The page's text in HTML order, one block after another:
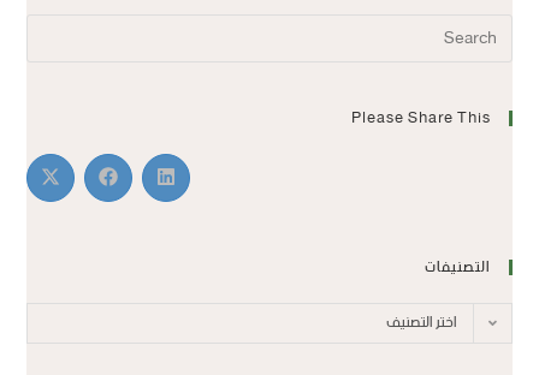
Please Share This
التصنيفات
اختر التصنيف